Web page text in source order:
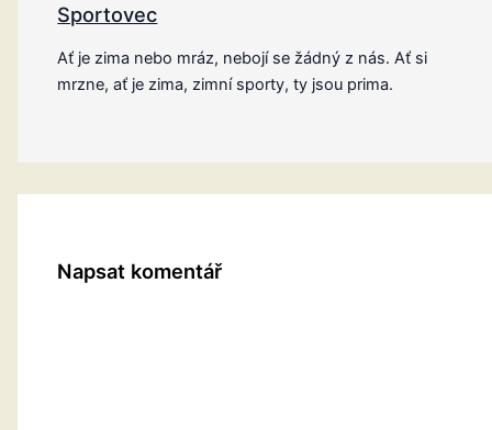
Sportovec
Ať je zima nebo mráz, nebojí se žádný z nás. Ať si
mrzne, ať je zima, zimní sporty, ty jsou prima.
Napsat komentář